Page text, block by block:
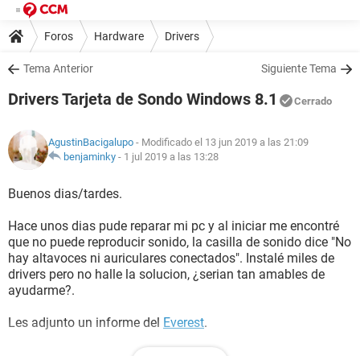
Foros Hardware Drivers
Tema Anterior Siguiente Tema
Drivers Tarjeta de Sondo Windows 8.1 Cerrado
AgustinBacigalupo - Modificado el 13 jun 2019 a las 21:09
benjaminky - 1 jul 2019 a las 13:28
Buenos dias/tardes.
Hace unos dias pude reparar mi pc y al iniciar me encontré
que no puede reproducir sonido, la casilla de sonido dice "No
hay altavoces ni auriculares conectados". Instalé miles de
drivers pero no halle la solucion, ¿serian tan amables de
ayudarme?.
Les adjunto un informe del Everest.